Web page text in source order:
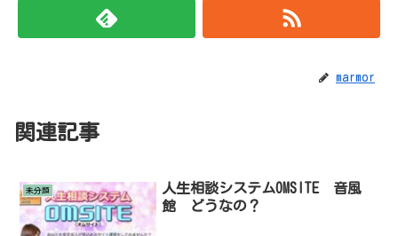
marmor
関連記事
未分類
人生相談システムOMSITE 音風
館 どうなの？